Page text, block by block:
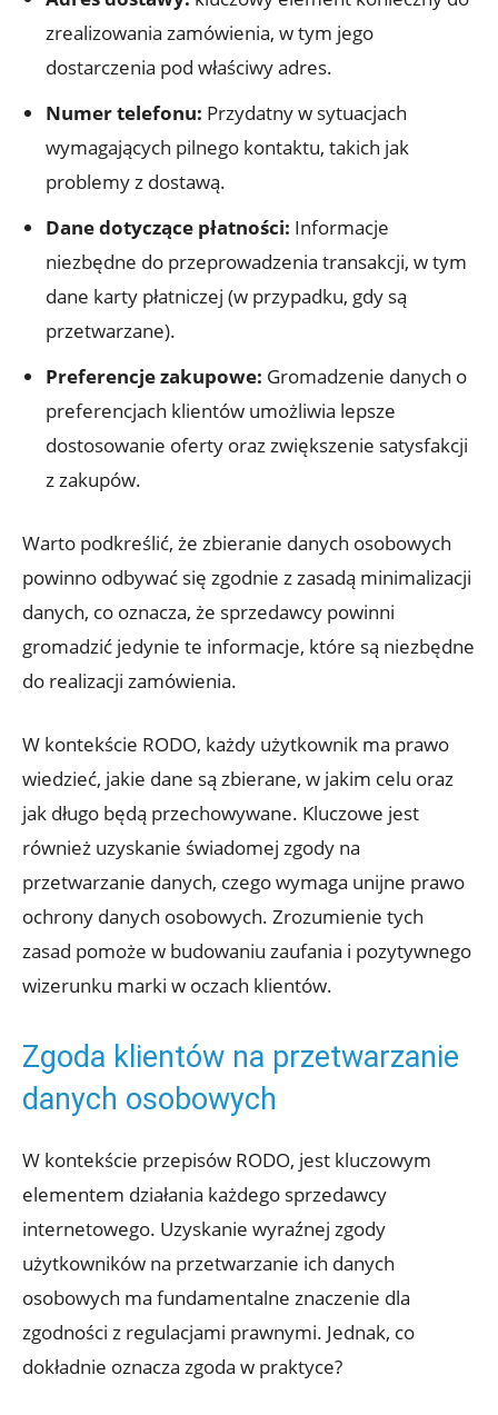
zrealizowania zamówienia, w tym jego
dostarczenia pod właściwy adres.
Numer telefonu: Przydatny w sytuacjach
wymagających pilnego kontaktu, takich jak
problemy z dostawą.
Dane dotyczące płatności: Informacje
niezbędne do przeprowadzenia transakcji, w tym
dane karty płatniczej (w przypadku, gdy są
przetwarzane).
Preferencje zakupowe: Gromadzenie danych o
preferencjach klientów umożliwia lepsze
dostosowanie oferty oraz zwiększenie satysfakcji
z zakupów.
Warto podkreślić, że zbieranie danych osobowych
powinno odbywać się zgodnie z zasadą minimalizacji
danych, co oznacza, że sprzedawcy powinni
gromadzić jedynie te informacje, które są niezbędne
do realizacji zamówienia.
W kontekście RODO, każdy użytkownik ma prawo
wiedzieć, jakie dane są zbierane, w jakim celu oraz
jak długo będą przechowywane. Kluczowe jest
również uzyskanie świadomej zgody na
przetwarzanie danych, czego wymaga unijne prawo
ochrony danych osobowych. Zrozumienie tych
zasad pomoże w budowaniu zaufania i pozytywnego
wizerunku marki w oczach klientów.
Zgoda klientów na przetwarzanie
danych osobowych
W kontekście przepisów RODO, jest kluczowym
elementem działania każdego sprzedawcy
internetowego. Uzyskanie wyraźnej zgody
użytkowników na przetwarzanie ich danych
osobowych ma fundamentalne znaczenie dla
zgodności z regulacjami prawnymi. Jednak, co
dokładnie oznacza zgoda w praktyce?